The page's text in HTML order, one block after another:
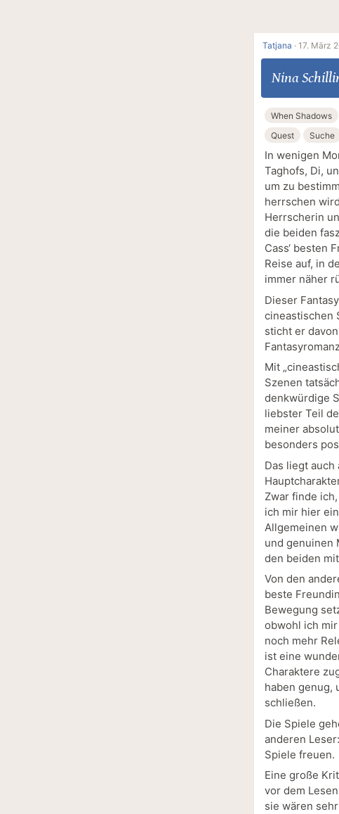
Tatjana · 17. März
Nina
When Shadows
Quest
Suche
In wenigen
Taghofs, Di,
um zu
herrschen
Herrscherin
die beiden
Cass‘ besten
Reise auf, in
immer näher
Dieser
cineastischen
sticht er
Mit
Szenen
denkwürdige
liebster Teil
meiner
besonders
Das liegt
Zwar finde
ich mir hier
Allgemeinen
und genuinen
den beiden
Von den
beste
Bewegung
obwohl ich
noch mehr
ist eine
Charaktere
haben genug,
schließen.
Die Spiele
anderen
Spiele freuen.
Eine große
vor dem
sie wären